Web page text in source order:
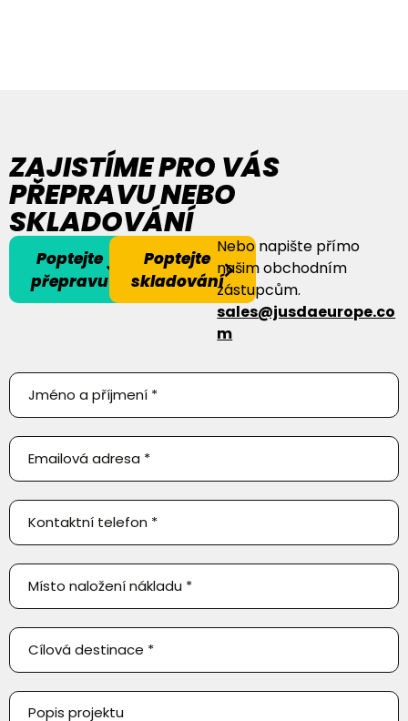
ZAJISTÍME PRO VÁS
PŘEPRAVU NEBO
SKLADOVÁNÍ
Poptejte
přepravu
Poptejte
skladování
Nebo napište přímo
našim obchodním
zástupcům.
sales@jusdaeurope.co
m
Poptejte
přepravu